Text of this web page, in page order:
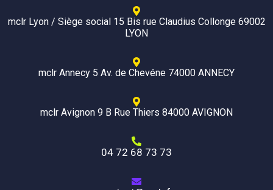
mclr Lyon / Siège social 15 Bis rue Claudius Collonge 69002
LYON
mclr Annecy 5 Av. de Chevéne 74000 ANNECY
mclr Avignon 9 B Rue Thiers 84000 AVIGNON
04 72 68 73 73